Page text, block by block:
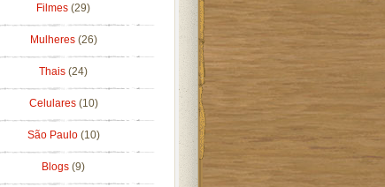
Filmes (29)
Mulheres (26)
Thais (24)
Celulares (10)
São Paulo (10)
Blogs (9)